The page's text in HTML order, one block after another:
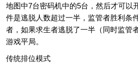
地图中7台密码机中的5台，然后才可以
件是逃脱人数超过一半，监管者胜利条
者，如果求生者逃脱了一半（同时监管
游戏平局。
传统排位模式